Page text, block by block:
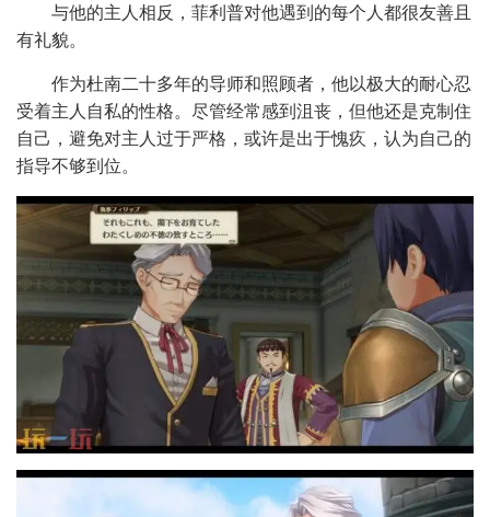
与他的主人相反，菲利普对他遇到的每个人都很友善且
有礼貌。
作为杜南二十多年的导师和照顾者，他以极大的耐心忍
受着主人自私的性格。尽管经常感到沮丧，但他还是克制住
自己，避免对主人过于严格，或许是出于愧疚，认为自己的
指导不够到位。